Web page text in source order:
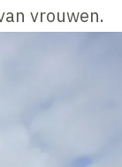
vrouwen.